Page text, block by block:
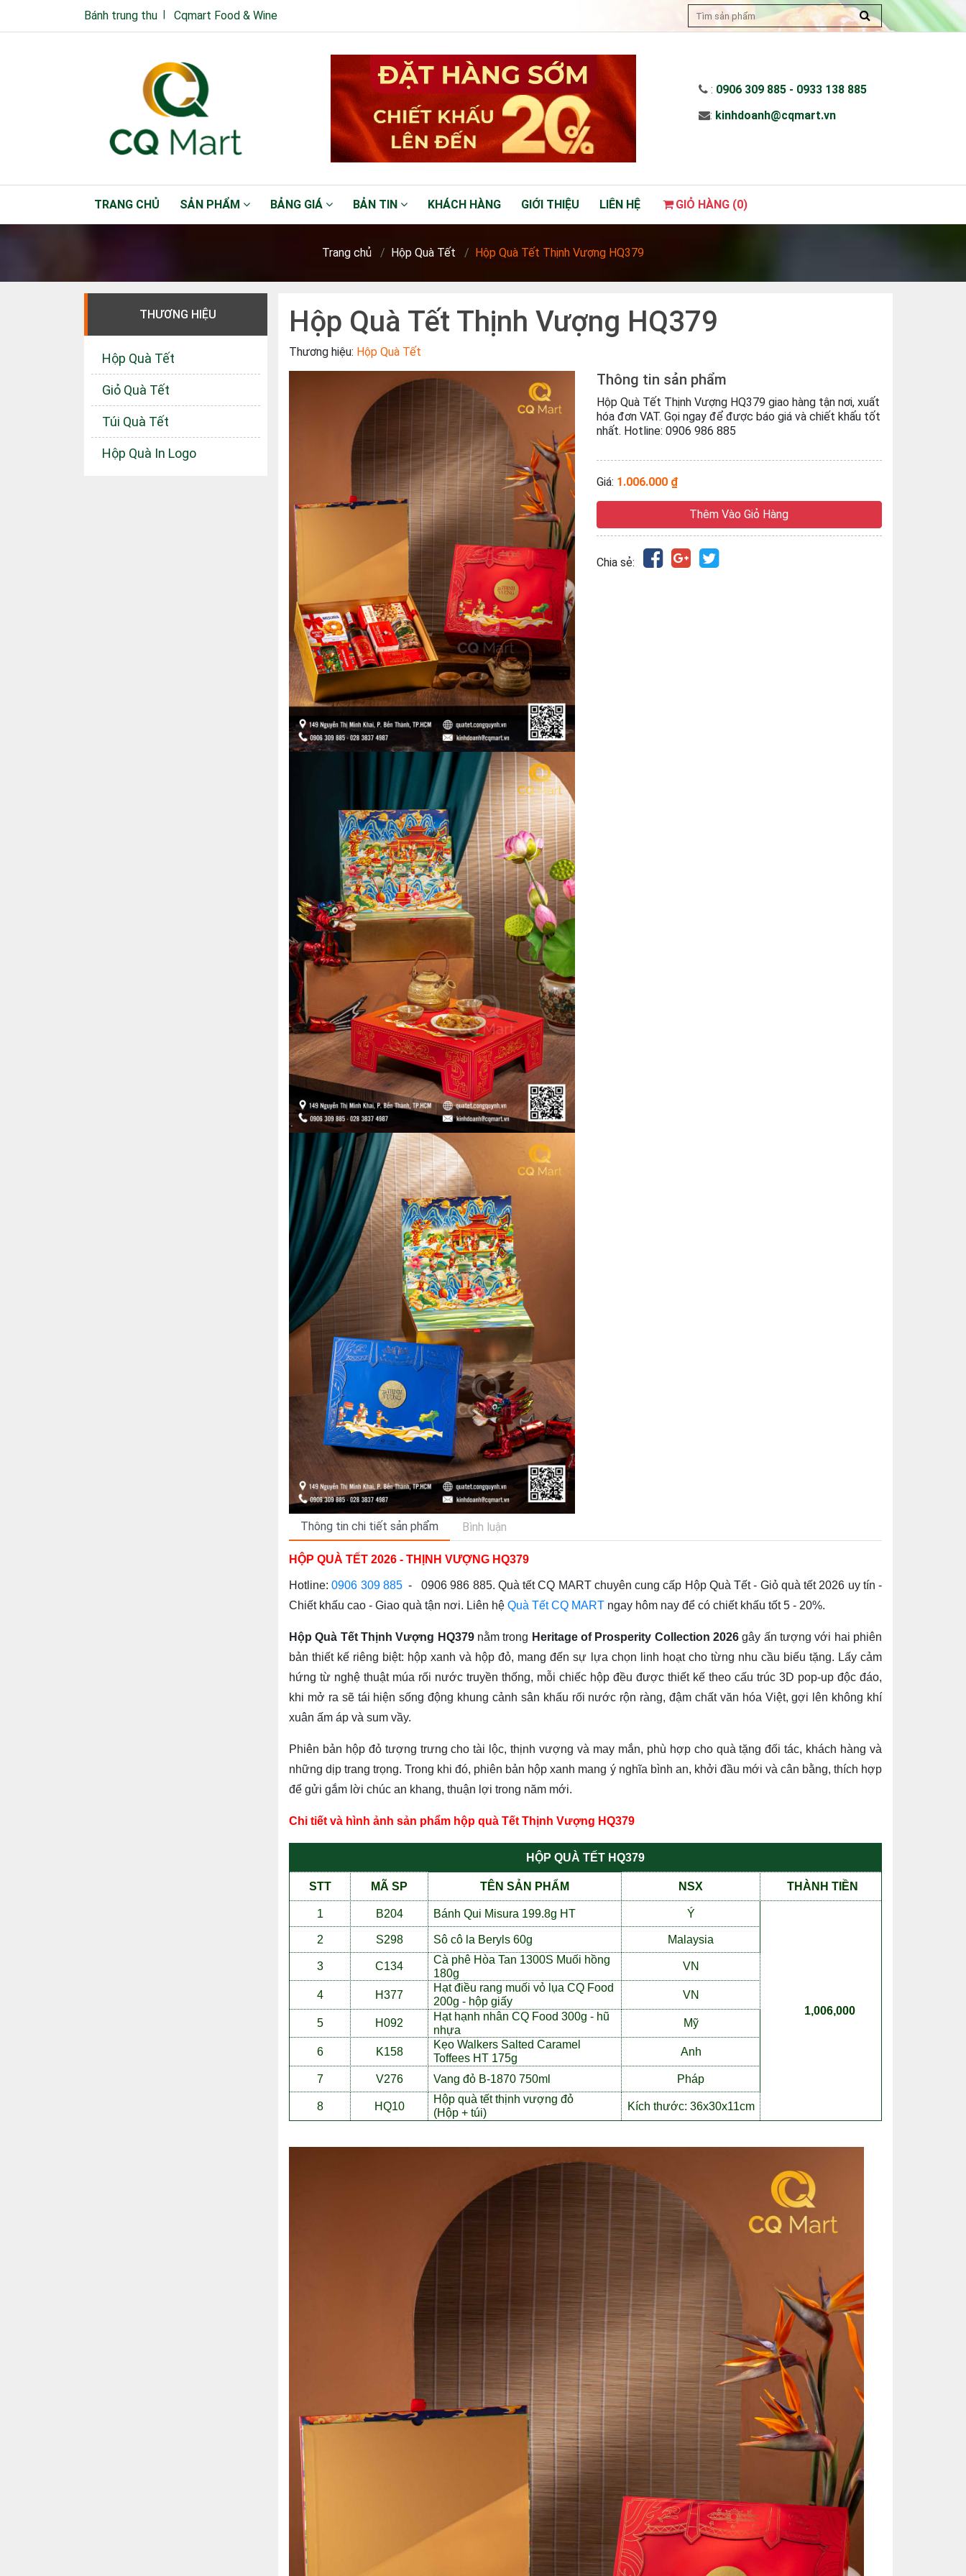
Bánh trung thu Cqmart Food & Wine
: 0906 309 885 - 0933 138 885
: kinhdoanh@cqmart.vn
TRANG CHỦ SẢN PHẨM BẢNG GIÁ BẢN TIN KHÁCH HÀNG GIỚI THIỆU LIÊN HỆ GIỎ HÀNG (0)
Trang chủ Hộp Quà Tết Hộp Quà Tết Thịnh Vượng HQ379
THƯƠNG HIỆU
Hộp Quà Tết
Giỏ Quà Tết
Túi Quà Tết
Hộp Quà In Logo
Hộp Quà Tết Thịnh Vượng HQ379
Thương hiệu: Hộp Quà Tết
Thông tin sản phẩm
Hộp Quà Tết Thịnh Vượng HQ379 giao hàng tận nơi, xuất
hóa đơn VAT. Gọi ngay để được báo giá và chiết khấu tốt
nhất. Hotline: 0906 986 885
Giá: 1.006.000 ₫
Thêm Vào Giỏ Hàng
Chia sẻ:
Thông tin chi tiết sản phẩm Bình luận
HỘP QUÀ TẾT 2026 - THỊNH VƯỢNG HQ379
Hotline:0906 309 885- 0906 986 885. Quà tết CQ MART chuyên cung cấp Hộp Quà Tết - Giỏ quà tết 2026 uy tín -
Chiết khấu cao - Giao quà tận nơi. Liên hệ Quà Tết CQ MART ngay hôm nay để có chiết khấu tốt 5 - 20%.
Hộp Quà Tết Thịnh Vượng HQ379nằm trong Heritage of Prosperity Collection 2026 gây ấn tượng với hai phiên
bản thiết kế riêng biệt: hộp xanh và hộp đỏ, mang đến sự lựa chọn linh hoạt cho từng nhu cầu biếu tặng. Lấy cảm
hứng từ nghệ thuật múa rối nước truyền thống, mỗi chiếc hộp đều được thiết kế theo cấu trúc 3D pop-up độc đáo,
khi mở ra sẽ tái hiện sống động khung cảnh sân khấu rối nước rộn ràng, đậm chất văn hóa Việt, gợi lên không khí
xuân ấm áp và sum vầy.
Phiên bản hộp đỏ tượng trưng cho tài lộc, thịnh vượng và may mắn, phù hợp cho quà tặng đối tác, khách hàng và
những dịp trang trọng. Trong khi đó, phiên bản hộp xanh mang ý nghĩa bình an, khởi đầu mới và cân bằng, thích hợp
để gửi gắm lời chúc an khang, thuận lợi trong năm mới.
Chi tiết và hình ảnh sản phẩm hộp quà Tết Thịnh Vượng HQ379
HỘP QUÀ TẾT HQ379
STT MÃ SP TÊN SẢ N PHẨ M NSX THÀNH TI Ề N
1 B204 Bánh Qui Misura 199.8g HT Ý
1,006,000
2 S298 Sô cô la Beryls 60g Malaysia
3 C134
Cà phê Hòa Tan 1300S Muối hồng
180g
VN
4 H377
Hạt điều rang muối vỏ ụa CQ Food
200g - hộp giấy
VN
5 H092
Hạt hạnh nhân CQ Food 300g - hũ
nhựa
Mỹ
6 K158
Kẹo Walkers Salted Caramel
Toffees HT 175g
Anh
7 V276 Vang đỏ B-1870 750ml Pháp
8 HQ10
Hộp quà tết thịnh vượngđỏ
(Hộp + túi)
Kích thước: 36x30x11cm